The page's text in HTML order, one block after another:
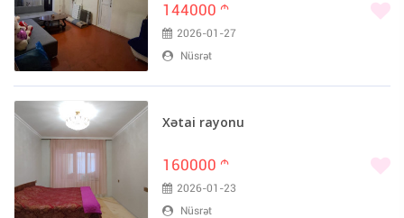
144000 m
2026-01-27
Nüsrət
Xətai rayonu
160000 m
2026-01-23
Nüsrət